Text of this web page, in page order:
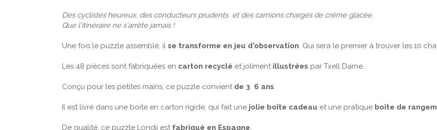
Des cyclistes heureux, des conducteurs prudents et des camions chargés de crème glacée.
Que l'itinéraire ne s'arrête jamais !
Une fois le puzzle assemblé, il se transforme en jeu d'observation. Qui sera le premier à trouver les 10
Les 48 pièces sont fabriquées en carton recyclé et joliment illustrées par Txell Darne.
Conçu pour les petites mains, ce puzzle convient de 3 6 ans.
Il est livré dans une boite en carton rigide, qui fait unejolie boîte cadeau et une pratique boîte de
De qualité, ce puzzle Londji est fabriqué en Espagne.